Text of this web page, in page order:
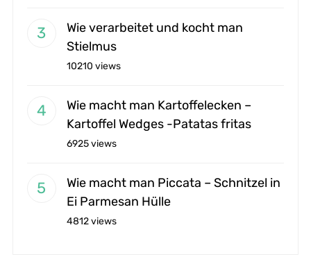
Wie verarbeitet und kocht man
Stielmus
10210 views
Wie macht man Kartoffelecken –
Kartoffel Wedges -Patatas fritas
6925 views
Wie macht man Piccata – Schnitzel in
Ei Parmesan Hülle
4812 views